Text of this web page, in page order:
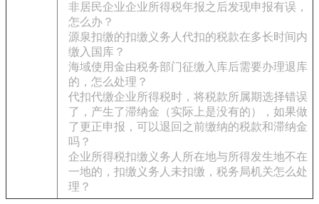
非居民企业企业所得税年报之后发现申报有误，
怎么办？
源泉扣缴的扣缴义务人代扣的税款在多长时间内
缴入国库？
海域使用金由税务部门征缴入库后需要办理退库
的，怎么处理？
代扣代缴企业所得税时，将税款所属期选择错误
了，产生了滞纳金（实际上是没有的），如果做
了更正申报，可以退回之前缴纳的税款和滞纳金
吗？
企业所得税扣缴义务人所在地与所得发生地不在
一地的，扣缴义务人未扣缴，税务局机关怎么处
理？